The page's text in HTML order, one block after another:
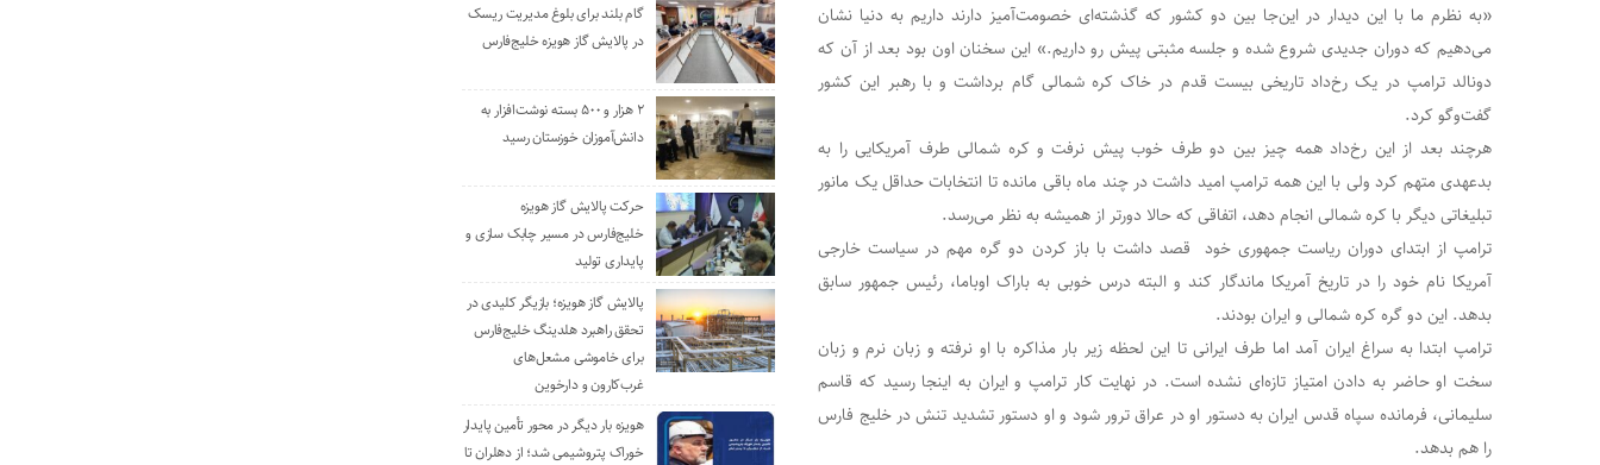
«به نظرم ما با این دیدار در این‌جا بین دو کشور که گذشته‌ای خصومت‌آمیز دارند داریم به دنیا نشان
می‌دهیم که دوران جدیدی شروع شده و جلسه مثبتی پیش رو داریم.» این سخنان اون بود بعد از آن که
دونالد ترامپ در یک رخ‌داد تاریخی بیست قدم در خاک کره شمالی گام برداشت و با رهبر این کشور
گفت‌وگو کرد.
هرچند بعد از این رخ‌داد همه چیز بین دو طرف خوب پیش نرفت و کره شمالی طرف آمریکایی را به
بدعهدی متهم کرد ولی با این همه ترامپ امید داشت در چند ماه باقی مانده تا انتخابات حداقل یک مانور
تبلیغاتی دیگر با کره شمالی انجام دهد، اتفاقی که حالا دورتر از همیشه به نظر می‌رسد.
ترامپ از ابتدای دوران ریاست جمهوری خود قصد داشت با باز کردن دو گره مهم در سیاست خارجی
آمریکا نام خود را در تاریخ آمریکا ماندگار کند و البته درس خوبی به باراک اوباما، رئیس جمهور سابق
بدهد. این دو گره کره شمالی و ایران بودند.
ترامپ ابتدا به سراغ ایران آمد اما طرف ایرانی تا این لحظه زیر بار مذاکره با او نرفته و زبان نرم و زبان
سخت او حاضر به دادن امتیاز تازه‌ای نشده است. در نهایت کار ترامپ و ایران به اینجا رسید که قاسم
سلیمانی، فرمانده سپاه قدس ایران به دستور او در عراق ترور شود و او دستور تشدید تنش در خلیج فارس
را هم بدهد.
گام بلند برای بلوغ مدیریت ریسک
در پالایش گاز هویزه خلیج‌فارس
۲ هزار و ۵۰۰ بسته نوشت‌افزار به
دانش‌آموزان خوزستان رسید
حرکت پالایش گاز هویزه
خلیج‌فارس در مسیر چابک سازی و
پایداری تولید
پالایش گاز هویزه؛ بازیگر کلیدی در
تحقق راهبرد هلدینگ خلیج‌فارس
برای خاموشی مشعل‌های
غرب‌کارون و دارخوین
هویزه بار دیگر در محور تأمین پایدار
خوراک پتروشیمی شد؛ از دهلران تا